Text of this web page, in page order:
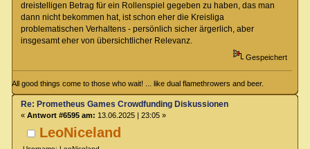
dreistelligen Betrag für ein Rollenspiel gegeben zu haben, das man
dann nicht bekommen hat, ist schon eher die Kreisliga
problematischen Verhaltens - persönlich sicher ärgerlich, aber
insgesamt eher von übersichtlicher Relevanz.
Gespeichert
All good things come to those who wait! ... like dual flamethrowers and beer.
LeoNiceland
Re: Prometheus Games Crowdfunding Diskussionen
« Antwort #6595 am: 13.06.2025 | 23:05 »